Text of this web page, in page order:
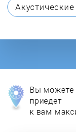
Вы можете
приедет
к вам